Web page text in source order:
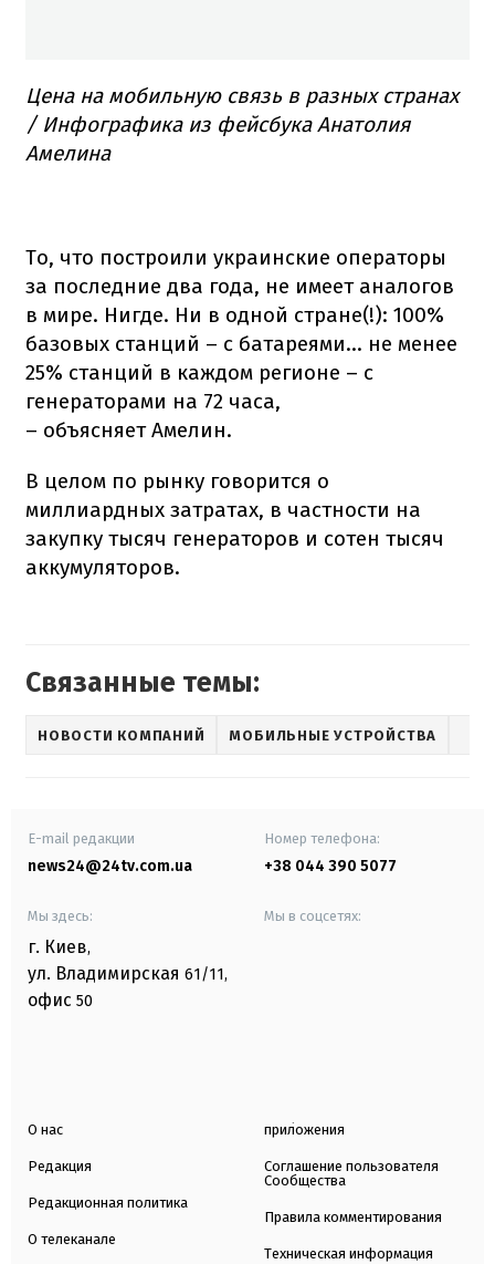
Цена на мобильную связь в разных странах
/ Инфографика из фейсбука Анатолия
Амелина
То, что построили украинские операторы
за последние два года, не имеет аналогов
в мире. Нигде. Ни в одной стране(!): 100%
базовых станций – с батареями... не менее
25% станций в каждом регионе – с
генераторами на 72 часа,
– объясняет Амелин.
В целом по рынку говорится о
миллиардных затратах, в частности на
закупку тысяч генераторов и сотен тысяч
аккумуляторов.
Связанные темы:
НОВОСТИ КОМПАНИЙ МОБИЛЬНЫЕ УСТРОЙСТВА
E-mail редакции
news24@24tv.com.ua
Номер телефона:
+38 044 390 5077
Мы здесь:
г. Киев,
ул. Владимирская 61/11,
офис 50
Мы в соцсетях:
О нас
Редакция
Редакционная политика
О телеканале
приложения
Соглашение пользователя
Сообщества
Правила комментирования
Техническая информация